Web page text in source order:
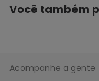
Você também
Acompanhe a gente